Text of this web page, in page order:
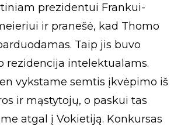
prezidentui Frankui-
ir pranešė, kad Thomo
Taip jis buvo
rezidencija intelektualams.
vykstame semtis įkvėpimo iš
ir mąstytojų, o paskui tas
atgal į Vokietiją. Konkursas